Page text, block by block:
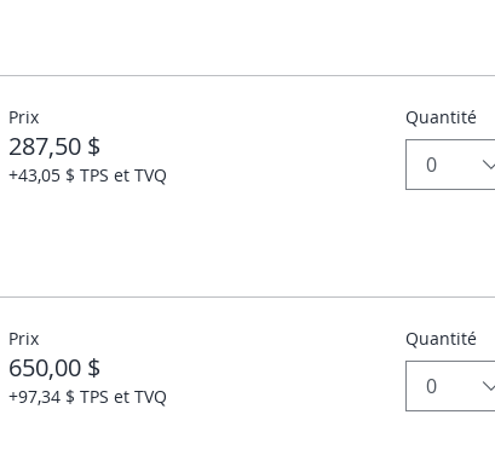
Prix
287,50 $
+43,05 $ TPS et TVQ
Quantité
0
Prix
650,00 $
+97,34 $ TPS et TVQ
Quantité
0